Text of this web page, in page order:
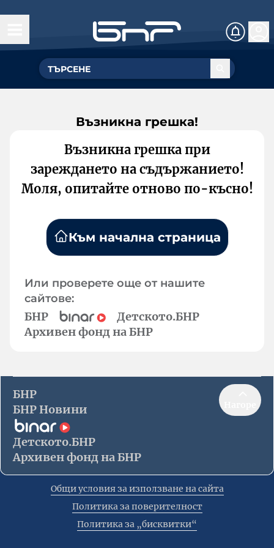
Възникна грешка!
Възникна грешка при
зареждането на съдържанието!
Моля, опитайте отново по-късно!
Към начална страница
Или проверете още от нашите
сайтове:
БНР
Детското.БНР
Архивен фонд на БНР
БНР
БНР Новини
Детското.БНР
Архивен фонд на БНР
Общи условия за използване на сайта
Политика за поверителност
Политика за „бисквитки“